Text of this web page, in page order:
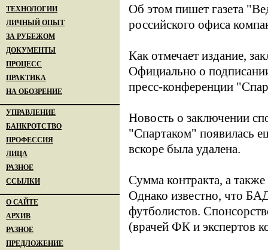
ТЕХНОЛОГИИ
ЛИЧНЫЙ ОПЫТ
ЗА РУБЕЖОМ
ДОКУМЕНТЫ
ПРОЦЕСС
ПРАКТИКА
НА ОБОЗРЕНИЕ
УПРАВЛЕНИЕ
БАНКРОТСТВО
ПРОФЕССИЯ
ЛИЦА
РАЗНОЕ
ССЫЛКИ
О САЙТЕ
АРХИВ
РАЗНОЕ
ПРЕДЛОЖЕНИЕ
Об этом пишет газета
российского офиса
Как отмечает издание,
Официально о
пресс-конференции
Новость о заключении
"Спартаком" появилась
вскоре была удалена.
Сумма контракта, а
Однако известно, что
футболистов.
(врачей ФК и экспертов